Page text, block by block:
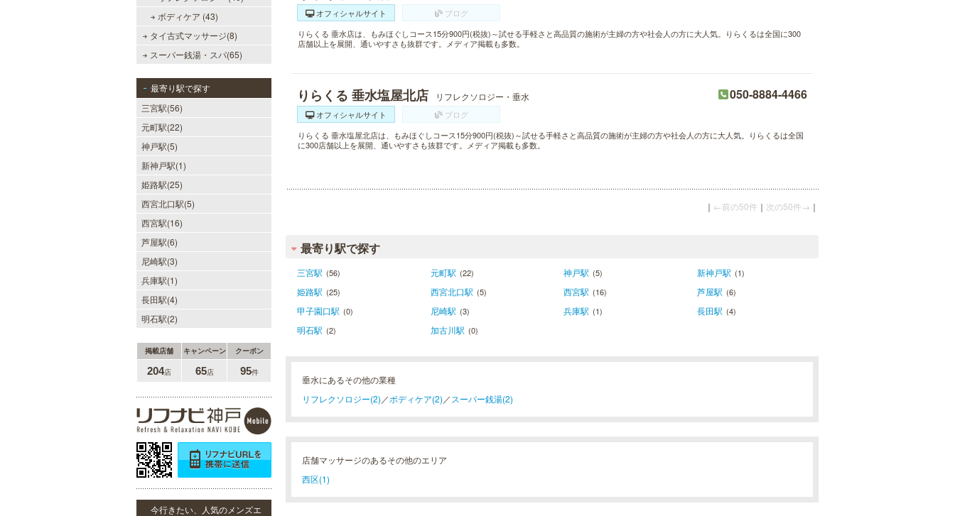
ボディケア (43)
タイ古式マッサージ(8)
スーパー銭湯・スパ(65)
最寄り駅で探す
三宮駅(56)
元町駅(22)
神戸駅(5)
新神戸駅(1)
姫路駅(25)
西宮北口駅(5)
西宮駅(16)
芦屋駅(6)
尼崎駅(3)
兵庫駅(1)
長田駅(4)
明石駅(2)
掲載店舗 キャンペーン クーポン
204店 65店 95件
今行きたい、人気のメンズエ
オフィシャルサイト
ブログ
りらくる 垂水店は、もみほぐしコース15分900円(税抜)～試せる手軽さと高品質の施術が主婦の方や社会人の方に大人気。りらくるは全国に300
店舗以上を展開、通いやすさも抜群です。メディア掲載も多数。
りらくる 垂水塩屋北店 リフレクソロジー・垂水 050-8884-4466
オフィシャルサイト
ブログ
りらくる 垂水塩屋北店は、もみほぐしコース15分900円(税抜)～試せる手軽さと高品質の施術が主婦の方や社会人の方に大人気。りらくるは全国
に300店舗以上を展開、通いやすさも抜群です。メディア掲載も多数。
｜ ←前の50件 ｜ 次の50件→ ｜
最寄り駅で探す
三宮駅 (56) 元町駅 (22) 神戸駅 (5) 新神戸駅 (1)
姫路駅 (25) 西宮北口駅 (5) 西宮駅 (16) 芦屋駅 (6)
甲子園口駅 (0) 尼崎駅 (3) 兵庫駅 (1) 長田駅 (4)
明石駅 (2) 加古川駅 (0)
垂水にあるその他の業種
リフレクソロジー(2) ／ボディケア(2) ／ スーパー銭湯(2)
店舗マッサージのあるその他のエリア
西区(1)